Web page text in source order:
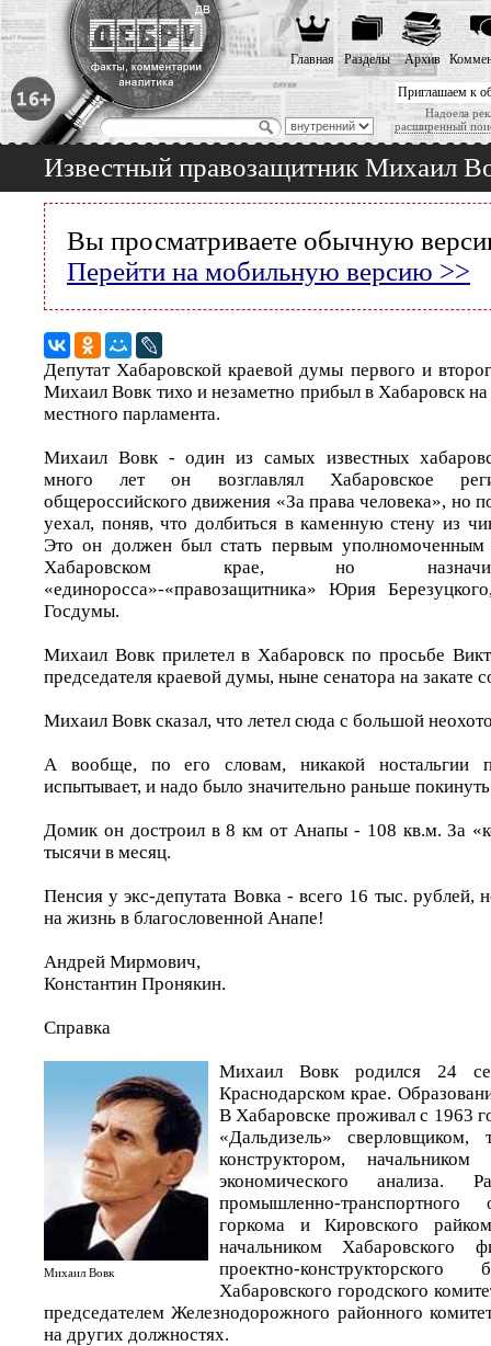
Приглашаем к
Надоела
расширенный
Главная Разделы Архив
Известный правозащитник Михаил
Вы просматриваете обычную
Перейти на мобильную версию >>
Депутат Хабаровской краевой думы первого и
Михаил Вовк тихо и незаметно прибыл в Хабаровск на
местного парламента.
Михаил Вовк - один из самых известных
много лет он возглавлял Хабаровское
общероссийского движения «За права человека», но
уехал, поняв, что долбиться в каменную стену из
Это он должен был стать первым уполномоченным
Хабаровском крае, но
«единоросса»-«правозащитника» Юрия
Госдумы.
Михаил Вовк прилетел в Хабаровск по просьбе
председателя краевой думы, ныне сенатора на закате
Михаил Вовк сказал, что летел сюда с большой
А вообще, по его словам, никакой ностальгии
испытывает, и надо было значительно раньше
Домик он достроил в 8 км от Анапы - 108 кв.м. За
тысячи в месяц.
Пенсия у экс-депутата Вовка - всего 16 тыс. рублей,
на жизнь в благословенной Анапе!
Андрей Мирмович,
Константин Пронякин.
Справка
Михаил Вовк
Михаил Вовк родился 24
Краснодарском крае.
В Хабаровске проживал с 1963
«Дальдизель» сверловщиком,
конструктором,
экономического анализа.
промышленно-транспортного
горкома и Кировского
начальником Хабаровского
проектно-
Хабаровского городского
председателем Железнодорожного районного
на других должностях.